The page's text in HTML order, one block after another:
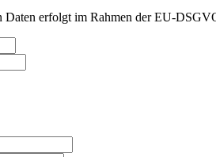
Daten erfolgt im Rahmen der EU-